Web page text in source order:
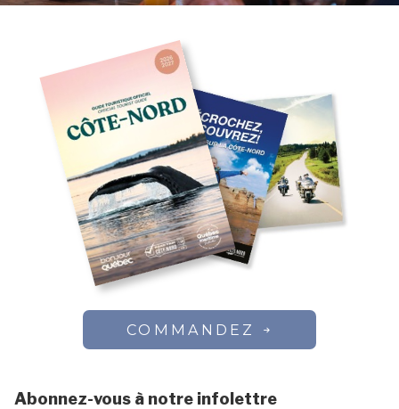
COMMANDEZ
Abonnez-vous à notre infolettre